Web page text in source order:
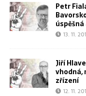
Petr
13. 11.
Jiří
vhodná,
zřízení
12. 11.